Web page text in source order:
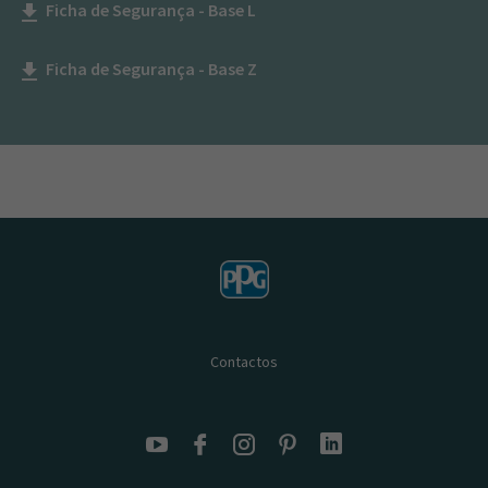
get_app Ficha de Segurança - Base L
get_app Ficha de Segurança - Base Z
Contactos